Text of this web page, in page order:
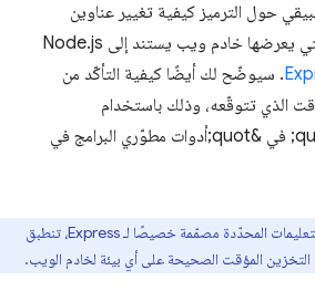
حول الترميز كيفية تغيير عناوين
التخزين المؤقت HTTP التي يعرضها خادم ويب يستند إلى Node.js
. سيوضّح لك أيضًا كيفية التأكّد من
الذي تتوقّعه، وذلك باستخدام
&quot;لوحة الشبكة&quot; في &quot;أدوات مطوّري البرامج في
على الرغم من أنّ التعليمات المحدّدة مصمّمة خصيصًا لـ Express، تنطبق
التخزين المؤقت الصحيحة على أي بيئة لخادم الويب.